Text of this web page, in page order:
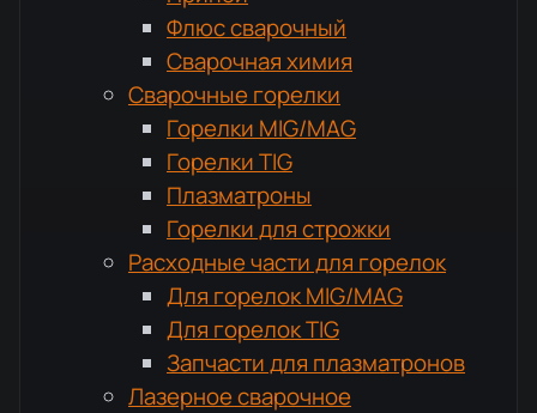
Флюс сварочный
Сварочная химия
Сварочные горелки
Горелки MIG/MAG
Горелки TIG
Плазматроны
Горелки для строжки
Расходные части для горелок
Для горелок MIG/MAG
Для горелок TIG
Запчасти для плазматронов
Лазерное сварочное